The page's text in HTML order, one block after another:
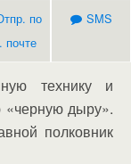
по
почте
SMS
технику и
«черную дыру».
полковник